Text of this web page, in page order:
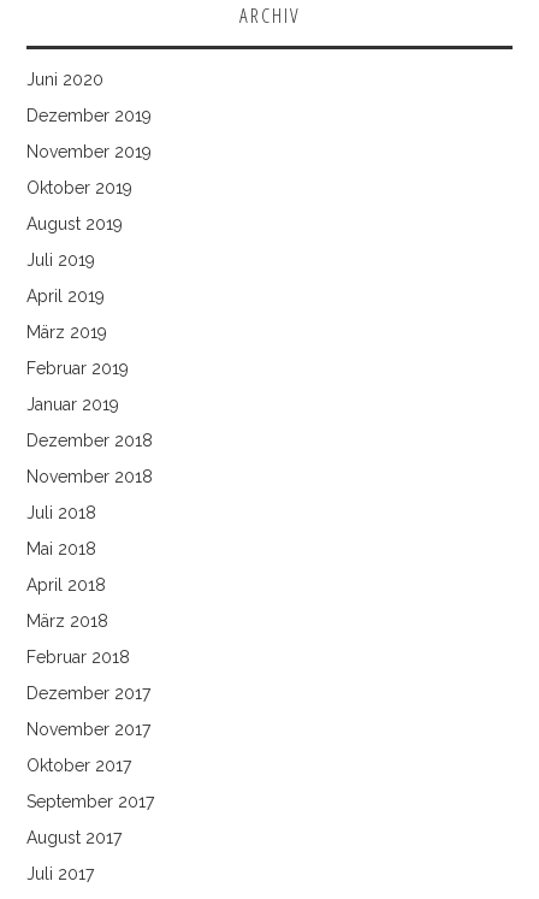
ARCHIV
Juni 2020
Dezember 2019
November 2019
Oktober 2019
August 2019
Juli 2019
April 2019
März 2019
Februar 2019
Januar 2019
Dezember 2018
November 2018
Juli 2018
Mai 2018
April 2018
März 2018
Februar 2018
Dezember 2017
November 2017
Oktober 2017
September 2017
August 2017
Juli 2017